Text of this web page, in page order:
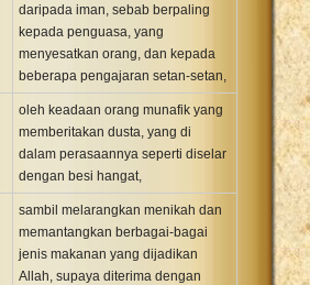
daripada iman, sebab berpaling
kepada penguasa, yang
menyesatkan orang, dan kepada
beberapa pengajaran setan-setan,
oleh keadaan orang munafik yang
memberitakan dusta, yang di
dalam perasaannya seperti diselar
dengan besi hangat,
sambil melarangkan menikah dan
memantangkan berbagai-bagai
jenis makanan yang dijadikan
Allah, supaya diterima dengan